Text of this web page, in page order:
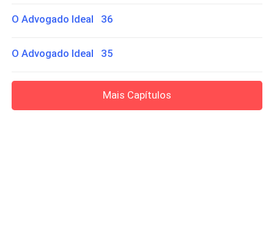
O Advogado Ideal 36
O Advogado Ideal 35
Mais Capítulos